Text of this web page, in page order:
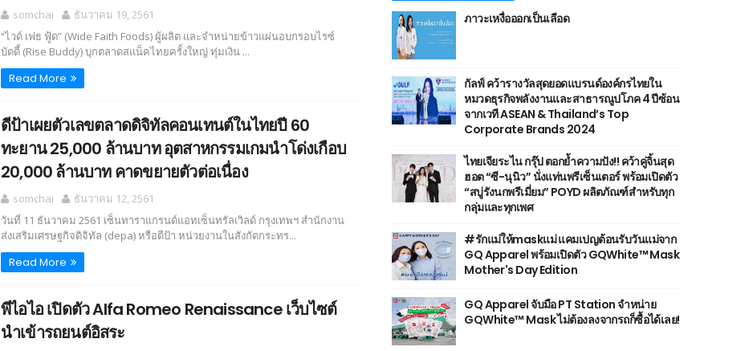
somchai
ธันวาคม 19, 2561
“ไวด์ เฟธ ฟู้ด” (Wide Faith Foods) ผู้ผลิต และจำหน่ายข้าวแผ่นอบกรอบไรซ์
บัดดี้ (Rise Buddy) บุกตลาดสแน็คไทยครั้งใหญ่ ทุ่มเงิน ...
Read More
ดีป้าเผยตัวเลขตลาดดิจิทัลคอนเทนต์ในไทยปี 60
ทะยาน 25,000 ล้านบาท อุตสาหกรรมเกมนำโด่งเกือบ
20,000 ล้านบาท คาดขยายตัวต่อเนื่อง
somchai
ธันวาคม 12, 2561
วันที่ 11 ธันวาคม 2561 เซ็นทาราแกรนด์แอทเซ็นทรัลเวิลด์ กรุงเทพฯ สำนักงาน
ส่งเสริมเศรษฐกิจดิจิทัล (depa) หรือดีป้า หน่วยงานในสังกัดกระทร...
Read More
พีไอไอ เปิดตัว Alfa Romeo Renaissance เว็บไซต์
นำเข้ารถยนต์อิสระ
ภาวะเหงื่อออกเป็นเลือด
กัลฟ์ คว้ารางวัลสุดยอดแบรนด์องค์กรไทยใน
หมวดธุรกิจพลังงานและสาธารณูปโภค 4 ปีซ้อน
จากเวที ASEAN & Thailand’s Top
Corporate Brands 2024
ไทยเจียระไน กรุ๊ป ตอกย้ำความปัง!! คว้าคู่จิ้นสุด
ฮอต “ซี-นุนิว” นั่งแท่นพรีเซ็นเตอร์ พร้อมเปิดตัว
“สบู่รังนกพรีเมี่ยม” POYD ผลิตภัณฑ์สำหรับทุก
กลุ่มและทุกเพศ
#รักแม่ให้maskแม่ แคมเปญต้อนรับวันแม่จาก
GQ Apparel พร้อมเปิดตัว GQWhite™ Mask
Mother's Day Edition
GQ Apparel จับมือ PT Station จำหน่าย
GQWhite™ Mask ไม่ต้องลงจากรถก็ซื้อได้เลย!